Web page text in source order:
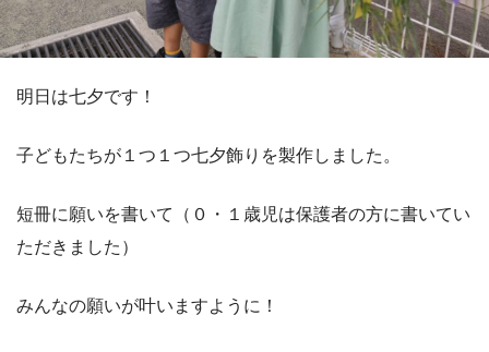
明日は七夕です ！
子どもたちが１つ１つ七夕飾りを製作しました。
短冊に願いを書いて（０・１歳児は保護者の方に書いてい
ただきました）
みんなの願いが叶いますように！